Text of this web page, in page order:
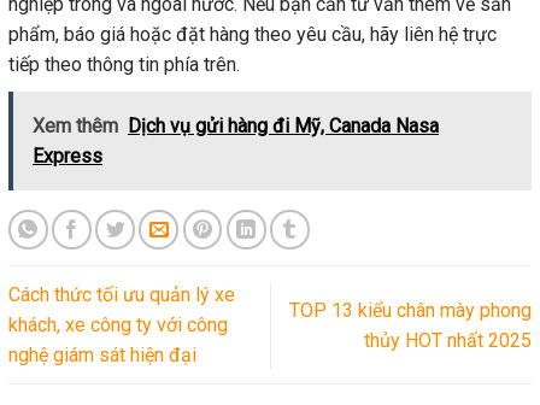
phẩm, báo giá hoặc đặt hàng theo yêu cầu, hãy liên hệ trực
tiếp theo thông tin phía trên.
Xem thêm Dịch vụ gửi hàng đi Mỹ, Canada Nasa
Express
Cách thức tối ưu quản lý xe
khách, xe công ty với công
nghệ giám sát hiện đại
TOP 13 kiểu chân mày phong
thủy HOT nhất 2025